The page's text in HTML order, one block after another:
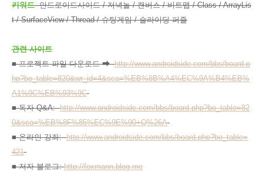
키워드안드로이드사이드 / 저녁놀 / 캔버스 / 비트맵 / Class / ArrayLis
t / SurfaceView / Thread / 슈팅게임 / 슬라이딩 퍼즐
관련 사이트
■ 프로젝트 파일 다운로드 ➡http://www.androidside.com/bbs/board.p
hp?bo_table=820&wr_id=4&sca=%EB%8B%A4%EC%9A%B4%EB%
A1%9C%EB%93%9C
■ 독자 Q&A:http://www.androidside.com/bbs/board.php?bo_table=82
0&sca=%EB%8F%85%EC%9E%90+Q%26A
■ 온라인 강좌:http://www.androidside.com/bbs/board.php?bo_table=
421
■ 저자 블로그:http://foxmann.blog.me